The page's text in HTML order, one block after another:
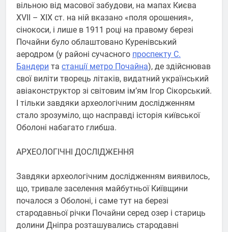
вільною від масової забудови, на мапах Києва
XVII – XIX ст. на ній вказано «поля орошения»,
сінокоси, і лише в 1911 році на правому березі
Почайни було облаштовано Куренівський
аеродром (у районі сучасного проспекту С.
Бандери та станції метро Почайна), де здійснював
свої виліти творець літаків, видатний український
авіаконструктор зі світовим ім’ям Ігор Сікорський.
І тільки завдяки археологічним дослідженням
стало зрозуміло, що насправді історія київської
Оболоні набагато глибша.
АРХЕОЛОГІЧНІ ДОСЛІДЖЕННЯ
Завдяки археологічним дослідженням виявилось,
що, тривале заселення майбутньої Київщини
почалося з Оболоні, і саме тут на березі
стародавньої річки Почайни серед озер і стариць
долини Дніпра розташувались стародавні